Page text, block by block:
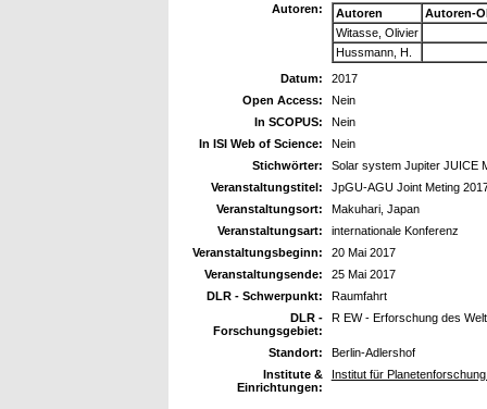
Autoren:
Autoren
Autoren-
Witasse, Olivier
Hussmann, H.
Datum:
2017
Open Access:
Nein
In SCOPUS:
Nein
In ISI Web of Science:
Nein
Stichwörter:
Solar system Jupiter JUICE
Veranstaltungstitel:
JpGU-AGU Joint Meting
Veranstaltungsort:
Makuhari, Japan
Veranstaltungsart:
internationale Konferenz
Veranstaltungsbeginn:
20 Mai 2017
Veranstaltungsende:
25 Mai 2017
DLR - Schwerpunkt:
Raumfahrt
DLR -
Forschungsgebiet:
R EW - Erforschung des
Standort:
Berlin-Adlershof
Institute &
Einrichtungen:
Institut für